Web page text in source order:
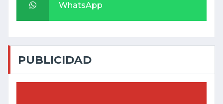
WhatsApp
PUBLICIDAD